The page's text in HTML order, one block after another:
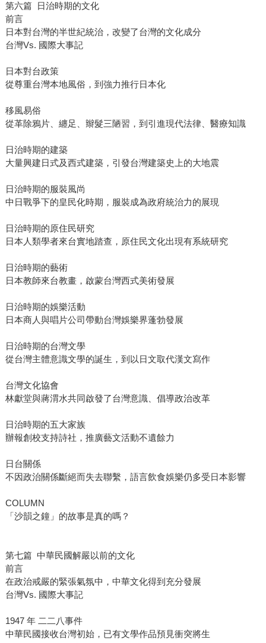
第六篇 日治時期的文化
前言
日本對台灣的半世紀統治，改變了台灣的文化成分
台灣Vs. 國際大事記
日本對台政策
從尊重台灣本地風俗，到強力推行日本化
移風易俗
從革除鴉片、纏足、辮髮三陋習，到引進現代法律、醫療知識
日治時期的建築
大量興建日式及西式建築，引發台灣建築史上的大地震
日治時期的服裝風尚
中日戰爭下的皇民化時期，服裝成為政府統治力的展現
日治時期的原住民研究
日本人類學者來台實地踏查，原住民文化出現有系統研究
日治時期的藝術
日本教師來台教畫，啟蒙台灣西式美術發展
日治時期的娛樂活動
日本商人與唱片公司帶動台灣娛樂界蓬勃發展
日治時期的台灣文學
從台灣主體意識文學的誕生，到以日文取代漢文寫作
台灣文化協會
林獻堂與蔣渭水共同啟發了台灣意識、倡導政治改革
日治時期的五大家族
辦報創校支持詩社，推廣藝文活動不遺餘力
日台關係
不因政治關係斷絕而失去聯繫，語言飲食娛樂仍多受日本影響
COLUMN
「沙韻之鐘」的故事是真的嗎？
第七篇 中華民國解嚴以前的文化
前言
在政治戒嚴的緊張氣氛中，中華文化得到充分發展
台灣Vs. 國際大事記
1947 年 二二八事件
中華民國接收台灣初始，已有文學作品預見衝突將生